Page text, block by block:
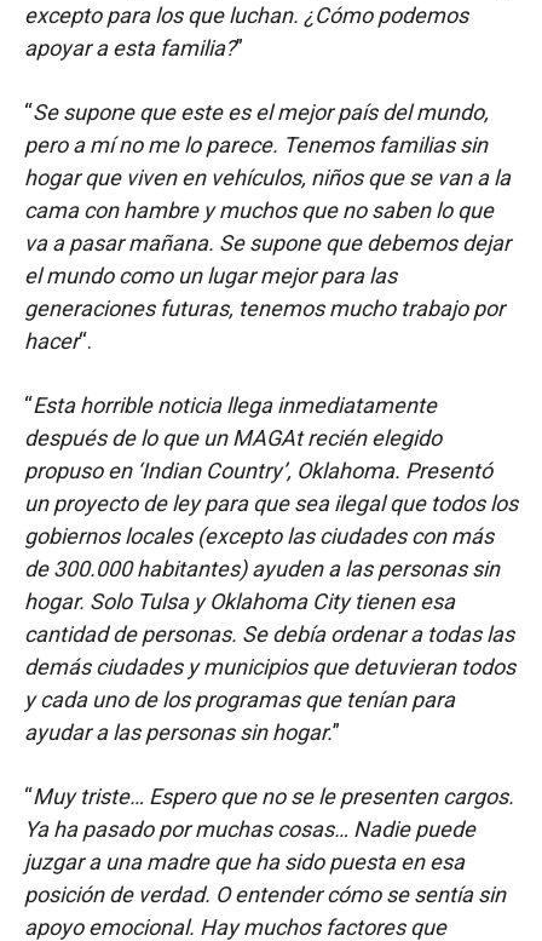
excepto para los que luchan. ¿Cómo podemos
apoyar a esta familia?”
“Se supone que este es el mejor país del mundo,
pero a mí no me lo parece. Tenemos familias sin
hogar que viven en vehículos, niños que se van a la
cama con hambre y muchos que no saben lo que
va a pasar mañana. Se supone que debemos dejar
el mundo como un lugar mejor para las
generaciones futuras, tenemos mucho trabajo por
hacer“.
“Esta horrible noticia llega inmediatamente
después de lo que un MAGAt recién elegido
propuso en ‘Indian Country’, Oklahoma. Presentó
un proyecto de ley para que sea ilegal que todos los
gobiernos locales (excepto las ciudades con más
de 300.000 habitantes) ayuden a las personas sin
hogar. Solo Tulsa y Oklahoma City tienen esa
cantidad de personas. Se debía ordenar a todas las
demás ciudades y municipios que detuvieran todos
y cada uno de los programas que tenían para
ayudar a las personas sin hogar.”
“Muy triste… Espero que no se le presenten cargos.
Ya ha pasado por muchas cosas… Nadie puede
juzgar a una madre que ha sido puesta en esa
posición de verdad. O entender cómo se sentía sin
apoyo emocional. Hay muchos factores que